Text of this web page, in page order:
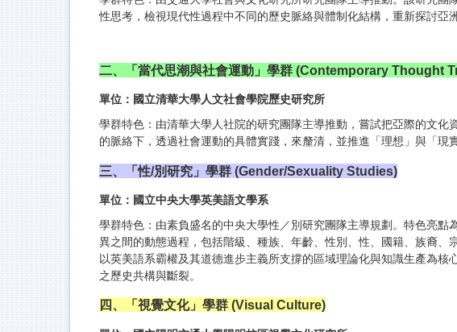
性思考，檢視現代性過程中不同的歷史脈絡與體制化結構，重新探討亞
二、「當代思潮與社會運動」學群 (Contemporary Thought
單位：國立清華大學人文社會學院歷史研究所
學群特色：由清華大學人社院的研究團隊主導推動，嘗試把亞際的文
的脈絡下，透過社會運動的具體實踐，來釐清，並推進「理想」與「現
三、「性/別研究」學群 (Gender/Sexuality Studies)
單位：國立中央大學英美語文學系
學群特色：由素負盛名的中央大學性／別研究團隊主導規劃。特色亮
異之間的動態過程，包括階級、種族、年齡、性別、性、國籍、族裔
以英美語系霸權及其道德進步主義所支撐的區域理論化與知識生產為
之歷史共構與斷裂。
四、「視覺文化」學群 (Visual Culture)